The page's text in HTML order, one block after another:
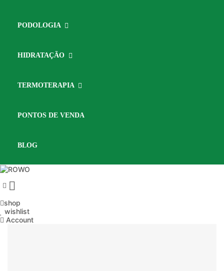
PODOLOGIA
HIDRATAÇÃO
TERMOTERAPIA
PONTOS DE VENDA
BLOG

shop
wishlist
Account